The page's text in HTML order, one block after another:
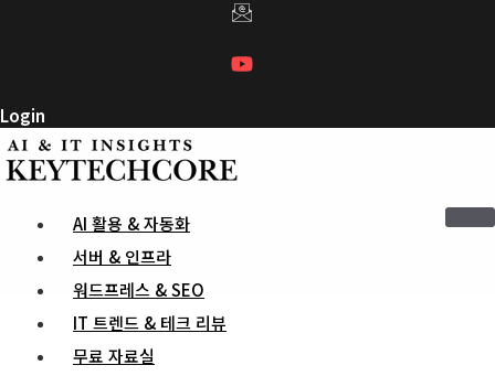
건
너
뛰
Login
AI 활용 & 자동화
서버 & 인프라
워드프레스 & SEO
IT 트렌드 & 테크 리뷰
무료 자료실